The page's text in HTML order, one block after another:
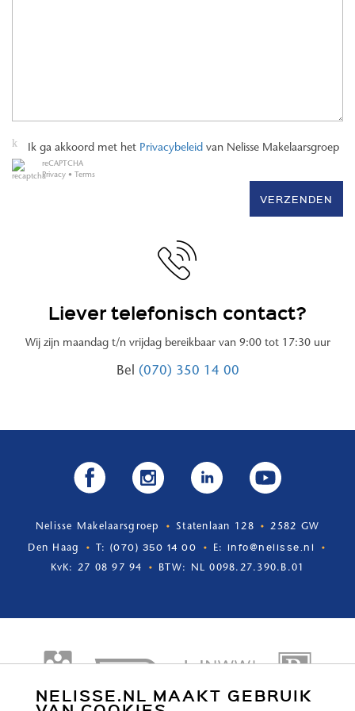
NELISSE.NL MAAKT GEBRUIK
Ik ga akkoord met het Privacybeleid van Nelisse Makelaarsgroep
reCAPTCHA
Privacy • Terms
VERZENDEN
Liever telefonisch contact?
Wij zijn maandag t/n vrijdag bereikbaar van 9:00 tot 17:30 uur
Bel (070) 350 14 00
Nelisse Makelaarsgroep Statenlaan 128 2582 GW
Den Haag T: (070) 350 14 00 E: info@nelisse.nl
KvK: 27 08 97 94 BTW: NL 0098.27.390.B.01